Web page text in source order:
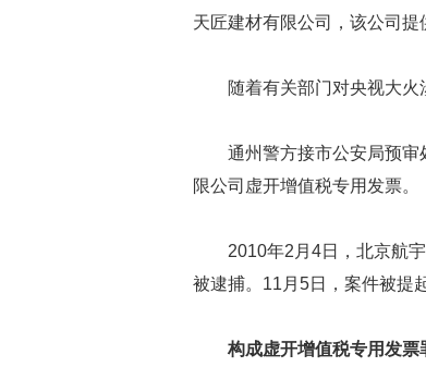
天匠建材有限公司，该公司提
随着有关部门对央视大火
通州警方接市公安局预
限公司虚开增值税专用发票。
2010年2月4日，北京航
被逮捕。11月5日，案件被提
构成虚开增值税专用发票